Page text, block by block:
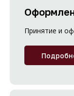
Принятие и